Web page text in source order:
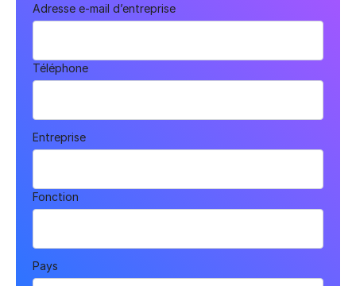
Adresse e-mail d’entreprise
Téléphone
Entreprise
Fonction
Pays